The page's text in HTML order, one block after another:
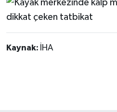
Kaynak: İHA